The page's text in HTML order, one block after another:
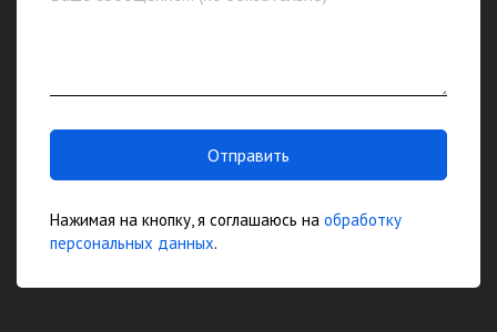
Отправить
Нажимая на кнопку, я соглашаюсь на обработку
персональных данных.